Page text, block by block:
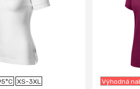
XS-3XL Výhodná